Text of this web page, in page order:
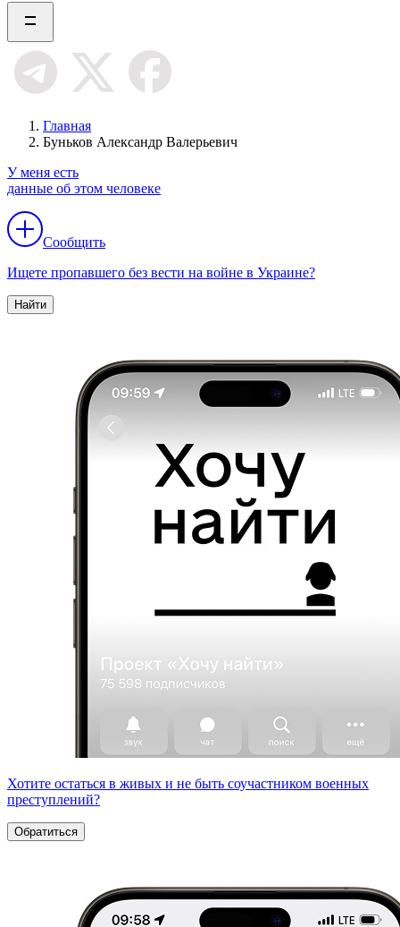
Главная
Буньков Александр Валерьевич
У меня есть
данные об этом человеке
Сообщить
Ищете пропавшего без вести на войне в Украине?
Найти
Хотите остаться в живых и не быть соучастником военных
преступлений?
Обратиться